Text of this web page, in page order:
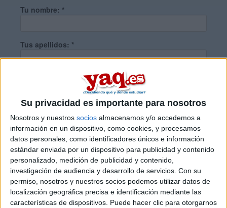
Su privacidad es importante para nosotros
Nosotros y nuestros socios almacenamos y/o accedemos a
información en un dispositivo, como cookies, y procesamos
datos personales, como identificadores únicos e información
estándar enviada por un dispositivo para publicidad y contenido
personalizado, medición de publicidad y contenido,
investigación de audiencia y desarrollo de servicios. Con su
permiso, nosotros y nuestros socios podemos utilizar datos de
localización geográfica precisa e identificación mediante las
características de dispositivos. Puede hacer clic para otorgarnos
Tu nombre: *
Tus apellidos: *
¿Qué quieres preguntar?*
Escribe aquí las dudas o preguntas que te gustaría que te
respondieran: plazos de preinscripción, precios, plazas
disponibles…: